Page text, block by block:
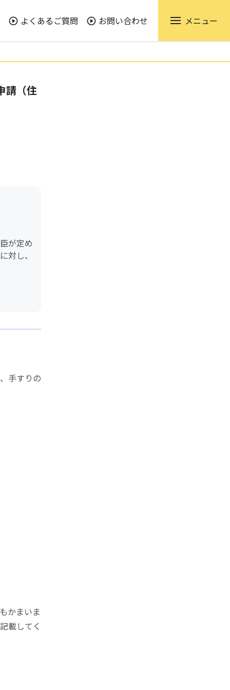
よくあるご質問 お問い合わせ メニュー
請（住
が定め
対し、
手すりの
かまいま
載してく